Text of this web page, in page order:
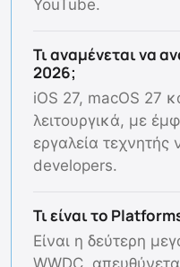
YouTube.
Τι αναμένεται να
2026;
iOS 27, macOS 27
λειτουργικά, με
εργαλεία τεχνητής
developers.
Τι είναι το
Είναι η δεύτερη